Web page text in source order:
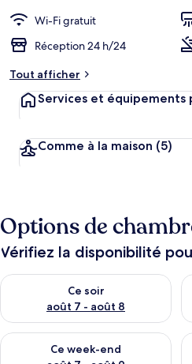
Wi-Fi gratuit
Réception 24 h/24
Tout afficher
Services et équipements
Comme à la maison (5)
Options de
Vérifiez la disponibilité
Ce soir
août 7 - août 8
Vérifier la disponibilité pour ce
Ce week-end
Vérifier la disponibilité pour ce